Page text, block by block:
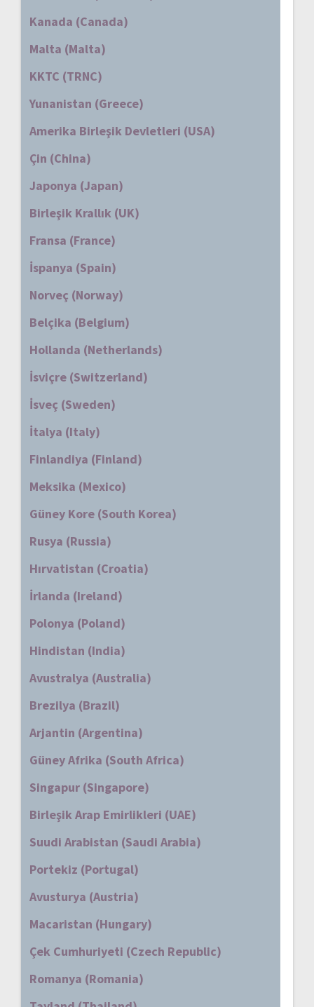
Kanada (Canada)
Malta (Malta)
KKTC (TRNC)
Yunanistan (Greece)
Amerika Birleşik Devletleri (USA)
Çin (China)
Japonya (Japan)
Birleşik Krallık (UK)
Fransa (France)
İspanya (Spain)
Norveç (Norway)
Belçika (Belgium)
Hollanda (Netherlands)
İsviçre (Switzerland)
İsveç (Sweden)
İtalya (Italy)
Finlandiya (Finland)
Meksika (Mexico)
Güney Kore (South Korea)
Rusya (Russia)
Hırvatistan (Croatia)
İrlanda (Ireland)
Polonya (Poland)
Hindistan (India)
Avustralya (Australia)
Brezilya (Brazil)
Arjantin (Argentina)
Güney Afrika (South Africa)
Singapur (Singapore)
Birleşik Arap Emirlikleri (UAE)
Suudi Arabistan (Saudi Arabia)
Portekiz (Portugal)
Avusturya (Austria)
Macaristan (Hungary)
Çek Cumhuriyeti (Czech Republic)
Romanya (Romania)